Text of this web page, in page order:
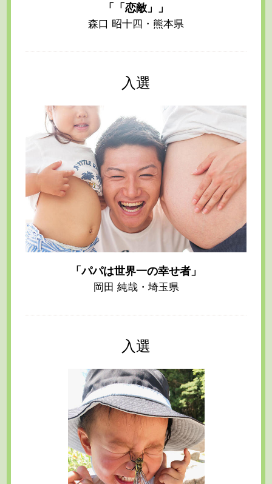
「「恋敵」」
森口 昭十四・熊本県
入選
「パパは世界一の幸せ者」
岡田 純哉・埼玉県
入選